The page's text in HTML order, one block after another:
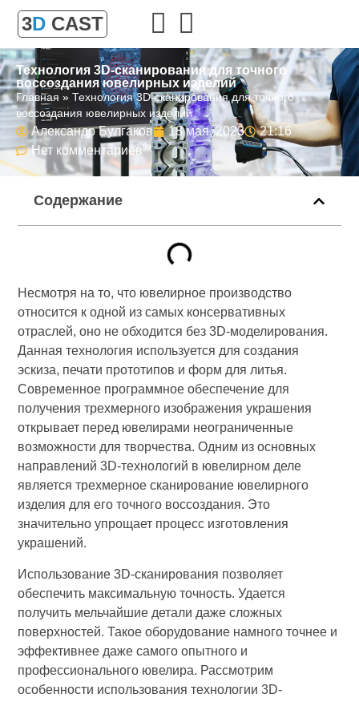
3D CAST
Технология 3D-сканирования для точного
воссоздания ювелирных изделий
Главная » Технология 3D-сканирования для точного
воссоздания ювелирных изделий
Александр Булгаков 18 мая, 2023
21:16
Нет комментариев
Содержание
Несмотря на то, что ювелирное производство
относится к одной из самых консервативных
отраслей, оно не обходится без 3D-моделирования.
Данная технология используется для создания
эскиза, печати прототипов и форм для литья.
Современное программное обеспечение для
получения трехмерного изображения украшения
открывает перед ювелирами неограниченные
возможности для творчества. Одним из основных
направлений 3D-технологий в ювелирном деле
является трехмерное сканирование ювелирного
изделия для его точного воссоздания. Это
значительно упрощает процесс изготовления
украшений.
Использование 3D-сканирования позволяет
обеспечить максимальную точность. Удается
получить мельчайшие детали даже сложных
поверхностей. Такое оборудование намного точнее и
эффективнее даже самого опытного и
профессионального ювелира. Рассмотрим
особенности использования технологии 3D-